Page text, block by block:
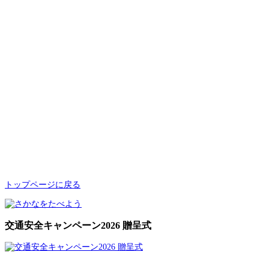
トップページに戻る
交通安全キャンペーン2026 贈呈式